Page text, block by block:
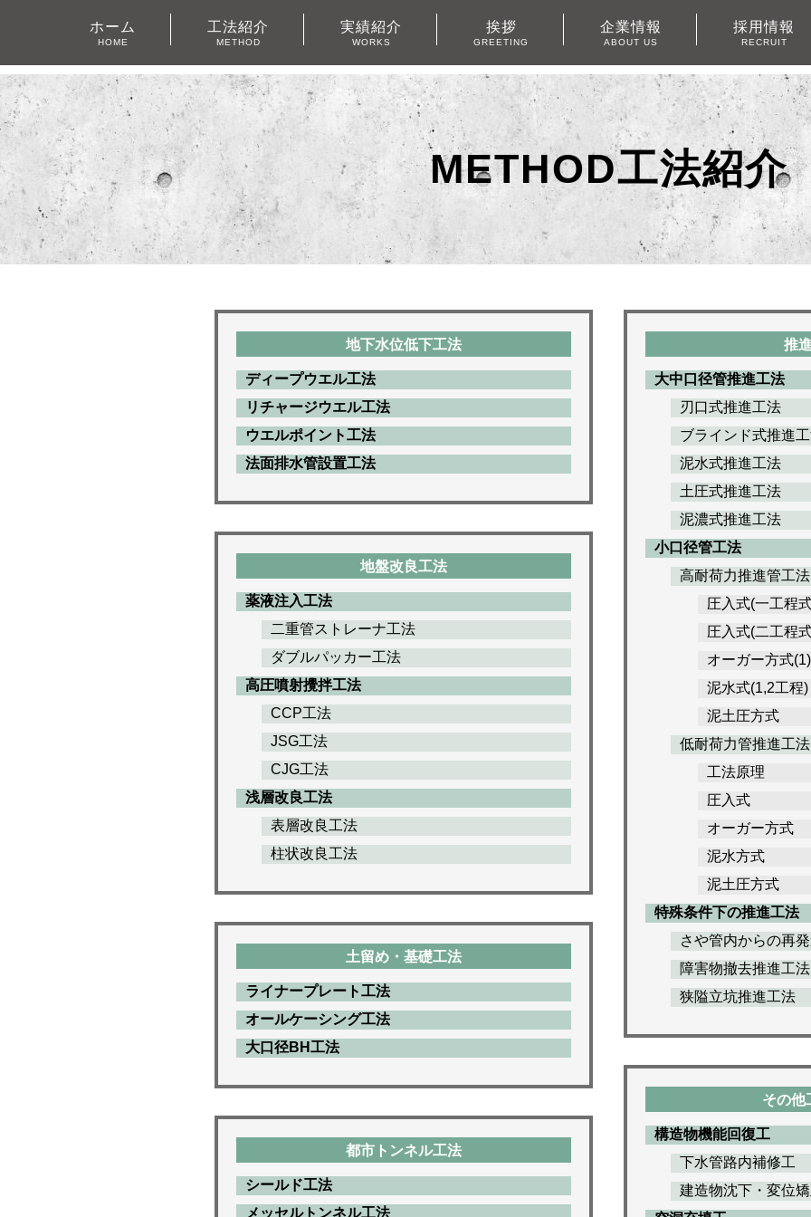
ホーム
HOME
工法紹介
METHOD
実績紹介
WORKS
挨拶
GREETING
企業情報
ABOUT US
採用情報
RECRUIT
METHOD工法紹介
地下水位低下工法
ディープウエル工法
リチャージウエル工法
ウエルポイント工法
法面排水管設置工法
地盤改良工法
薬液注入工法
二重管ストレーナ工法
ダブルパッカー工法
高圧噴射攪拌工法
CCP工法
JSG工法
CJG工法
浅層改良工法
表層改良工法
柱状改良工法
土留め・基礎工法
ライナープレート工法
オールケーシング工法
大口径BH工法
都市トンネル工法
シールド工法
メッセルトンネル工法
推
大中口径管推進工法
刃口式推進工法
ブラインド式推進
泥水式推進工法
土圧式推進工法
泥濃式推進工法
小口径管工法
高耐荷力推進管工法
圧入式(一工程
圧入式(二工程
オーガー方式(1)
泥水式(1,2工程)
泥土圧方式
低耐荷力管推進工法
工法原理
圧入式
オーガー方式
泥水方式
泥土圧方式
特殊条件下の推進工法
さや管内からの再
障害物撤去推進工法
狭隘立坑推進工法
その他
構造物機能回復工
下水管路内補修工
建造物沈下・変位